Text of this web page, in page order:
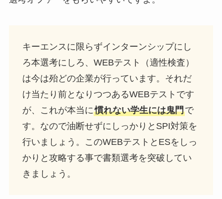
キーエンスに限らずインターンシップにし
ろ本選考にしろ、WEBテスト（適性検査）
は今は殆どの企業が行っています。それだ
け当たり前となりつつあるWEBテストです
が、これが本当に慣れない学生には鬼門で
す。なので油断せずにしっかりとSPI対策を
行いましょう。このWEBテストとESをしっ
かりと攻略する事で書類選考を突破してい
きましょう。